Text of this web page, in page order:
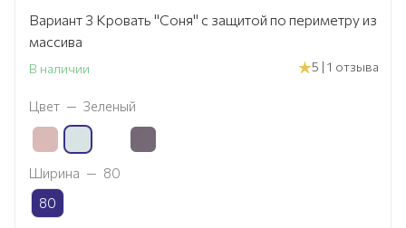
Вариант 3 Кровать "Соня" с защитой по периметру из
массива
В наличии 5 | 1 отзыва
Цвет — Зеленый
Ширина — 80
80